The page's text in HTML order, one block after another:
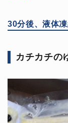
30分後、液体
カチカチの